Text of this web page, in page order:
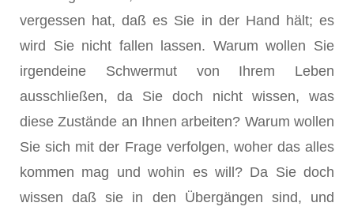
vergessen hat, daß es Sie in der Hand hält; es
wird Sie nicht fallen lassen. Warum wollen Sie
irgendeine Schwermut von Ihrem Leben
ausschließen, da Sie doch nicht wissen, was
diese Zustände an Ihnen arbeiten? Warum wollen
Sie sich mit der Frage verfolgen, woher das alles
kommen mag und wohin es will? Da Sie doch
wissen daß sie in den Übergängen sind, und